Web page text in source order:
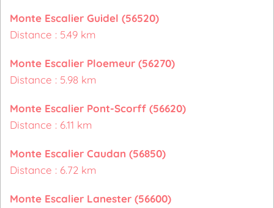
Monte Escalier Guidel (56520)
Distance : 5.49 km
Monte Escalier Ploemeur (56270)
Distance : 5.98 km
Monte Escalier Pont-Scorff (56620)
Distance : 6.11 km
Monte Escalier Caudan (56850)
Distance : 6.72 km
Monte Escalier Lanester (56600)